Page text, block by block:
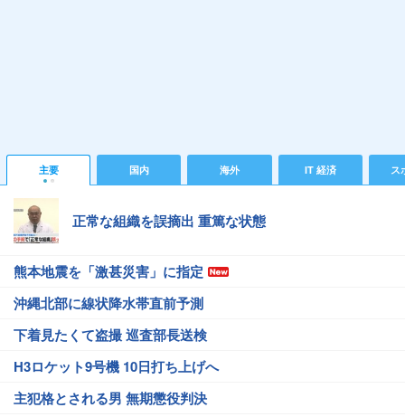
主要 国内 海外 IT 経済 ス
正常な組織を誤摘出 重篤な状態
熊本地震を「激甚災害」に指定
沖縄北部に線状降水帯直前予測
下着見たくて盗撮 巡査部長送検
H3ロケット9号機 10日打ち上げへ
主犯格とされる男 無期懲役判決